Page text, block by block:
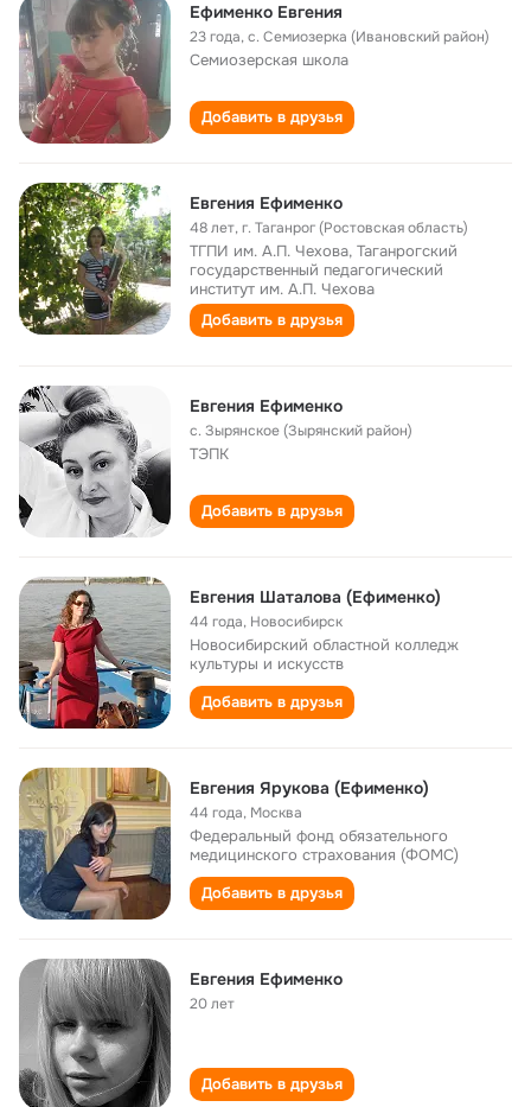
Ефименко Евгения
23 года,с. Семиозерка (Ивановский район)
Семиозерская школа
Добавить в друзья
Евгения Ефименко
48 лет,г. Таганрог (Ростовская область)
ТГПИ им. А.П. Чехова, Таганрогский
государственный педагогический
институт им. А.П. Чехова
Добавить в друзья
Евгения Ефименко
с. Зырянское (Зырянский район)
ТЭПК
Добавить в друзья
Евгения Шаталова (Ефименко)
44 года, Новосибирск
Новосибирский областной колледж
культуры и искусств
Добавить в друзья
Евгения Ярукова (Ефименко)
44 года, Москва
Федеральный фонд обязательного
медицинского страхования (ФОМС)
Добавить в друзья
Евгения Ефименко
20 лет
Добавить в друзья